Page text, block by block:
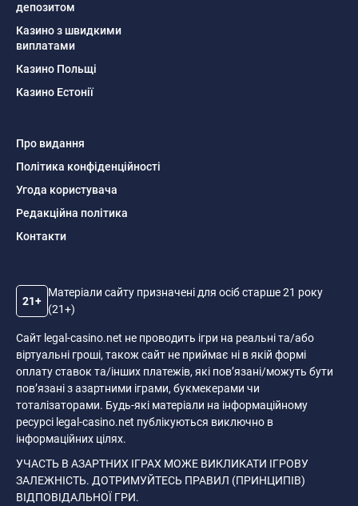
депозитом
Казино з швидкими
виплатами
Казино Польщі
Казино Естонії
Про видання
Політика конфіденційності
Угода користувача
Редакційна політика
Контакти
21+
Матеріали сайту призначені для осіб старше 21 року
(21+)
Сайт legal-casino.net не проводить ігри на реальні та/або
віртуальні гроші, також сайт не приймає ні в якій формі
оплату ставок та/інших платежів, які пов’язані/можуть бути
пов’язані з азартними іграми, букмекерами чи
тоталізаторами. Будь-які матеріали на інформаційному
ресурсі legal-casino.net публікуються виключно в
інформаційних цілях.
УЧАСТЬ В АЗАРТНИХ ІГРАХ МОЖЕ ВИКЛИКАТИ ІГРОВУ
ЗАЛЕЖНІСТЬ. ДОТРИМУЙТЕСЬ ПРАВИЛ (ПРИНЦИПІВ)
ВІДПОВІДАЛЬНОЇ ГРИ.